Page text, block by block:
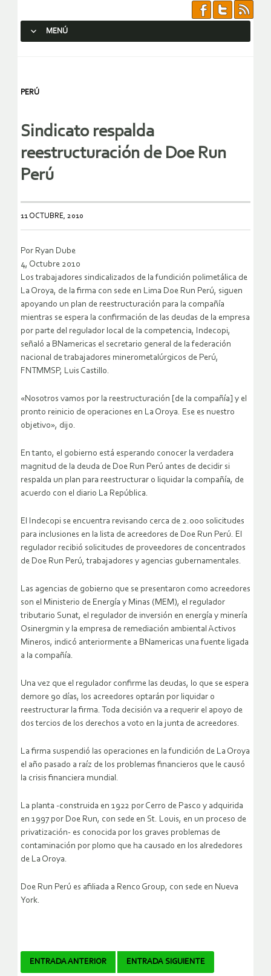
MENÚ
PERÚ
Sindicato respalda
reestructuración de Doe Run
Perú
11 OCTUBRE, 2010
Por Ryan Dube
4, Octubre 2010
Los trabajadores sindicalizados de la fundición polimetálica de
La Oroya, de la firma con sede en Lima Doe Run Perú, siguen
apoyando un plan de reestructuración para la compañía
mientras se espera la confirmación de las deudas de la empresa
por parte del regulador local de la competencia, Indecopi,
señaló a BNamericas el secretario general de la federación
nacional de trabajadores minerometalúrgicos de Perú,
FNTMMSP, Luis Castillo.
«Nosotros vamos por la reestructuración [de la compañía] y el
pronto reinicio de operaciones en La Oroya. Ese es nuestro
objetivo», dijo.
En tanto, el gobierno está esperando conocer la verdadera
magnitud de la deuda de Doe Run Perú antes de decidir si
respalda un plan para reestructurar o liquidar la compañía, de
acuerdo con el diario La República.
El Indecopi se encuentra revisando cerca de 2.000 solicitudes
para inclusiones en la lista de acreedores de Doe Run Perú. El
regulador recibió solicitudes de proveedores de concentrados
de Doe Run Perú, trabajadores y agencias gubernamentales.
Las agencias de gobierno que se presentaron como acreedores
son el Ministerio de Energía y Minas (MEM), el regulador
tributario Sunat, el regulador de inversión en energía y minería
Osinergmin y la empresa de remediación ambiental Activos
Mineros, indicó anteriormente a BNamericas una fuente ligada
a la compañía.
Una vez que el regulador confirme las deudas, lo que se espera
demore 90 días, los acreedores optarán por liquidar o
reestructurar la firma. Toda decisión va a requerir el apoyo de
dos tercios de los derechos a voto en la junta de acreedores.
La firma suspendió las operaciones en la fundición de La Oroya
el año pasado a raíz de los problemas financieros que le causó
la crisis financiera mundial.
La planta -construida en 1922 por Cerro de Pasco y adquirida
en 1997 por Doe Run, con sede en St. Louis, en un proceso de
privatización- es conocida por los graves problemas de
contaminación por plomo que ha causado en los alrededores
de La Oroya.
Doe Run Perú es afiliada a Renco Group, con sede en Nueva
York.
Navegador
ENTRADA ANTERIOR ENTRADA SIGUIENTE